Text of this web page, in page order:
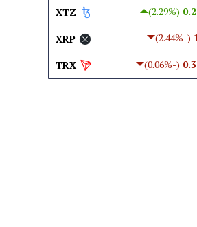
(2.29%)
XTZ
(-2.44%)
XRP
(-0.06%)
TRX